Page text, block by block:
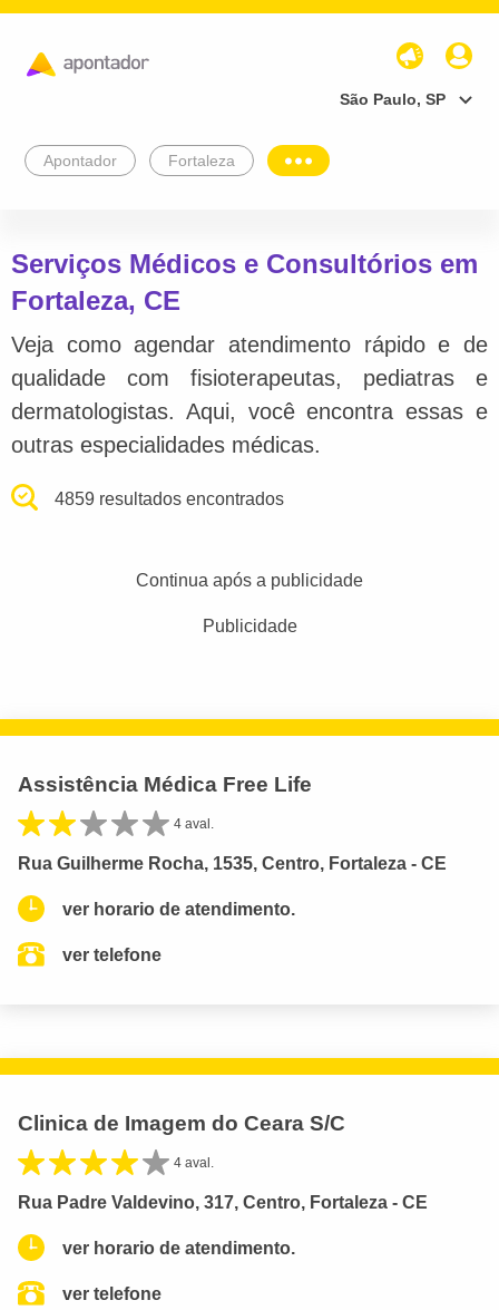
São Paulo, SP
Apontador Fortaleza
Serviços Médicos e Consultórios em
Fortaleza, CE
Veja como agendar atendimento rápido e de
qualidade com fisioterapeutas, pediatras e
dermatologistas. Aqui, você encontra essas e
outras especialidades médicas.
4859 resultados encontrados
Continua após a publicidade
Publicidade
Assistência Médica Free Life
4 aval.
Rua Guilherme Rocha, 1535, Centro, Fortaleza - CE
ver horario de atendimento.
ver telefone
Clinica de Imagem do Ceara S/C
4 aval.
Rua Padre Valdevino, 317, Centro, Fortaleza - CE
ver horario de atendimento.
ver telefone